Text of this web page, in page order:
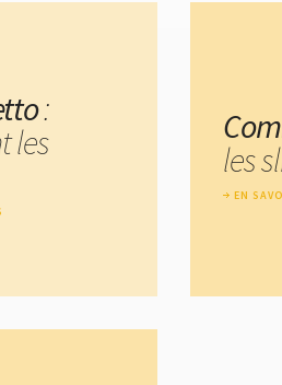
:
les
les
EN